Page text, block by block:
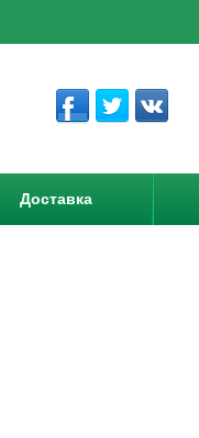
Доставка